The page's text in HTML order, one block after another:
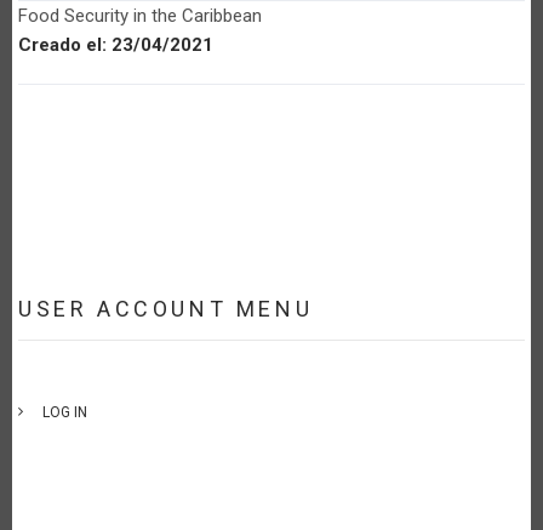
Food Security in the Caribbean
Creado el: 23/04/2021
USER ACCOUNT MENU
LOG IN